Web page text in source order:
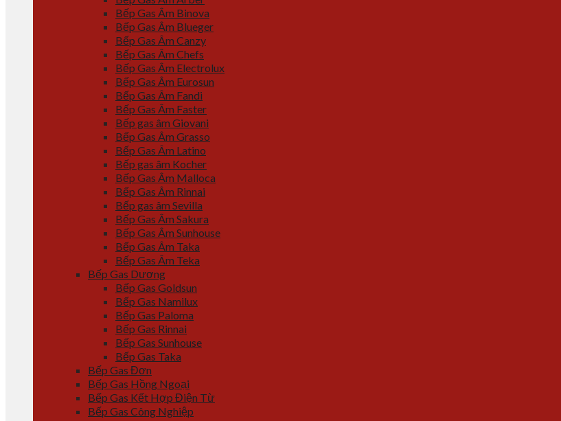
Bếp Gas Âm Binova
Bếp Gas Âm Blueger
Bếp Gas Âm Canzy
Bếp Gas Âm Chefs
Bếp Gas Âm Electrolux
Bếp Gas Âm Eurosun
Bếp Gas Âm Fandi
Bếp Gas Âm Faster
Bếp gas âm Giovani
Bếp Gas Âm Grasso
Bếp Gas Âm Latino
Bếp gas âm Kocher
Bếp Gas Âm Malloca
Bếp Gas Âm Rinnai
Bếp gas âm Sevilla
Bếp Gas Âm Sakura
Bếp Gas Âm Sunhouse
Bếp Gas Âm Taka
Bếp Gas Âm Teka
Bếp Gas Dương
Bếp Gas Goldsun
Bếp Gas Namilux
Bếp Gas Paloma
Bếp Gas Rinnai
Bếp Gas Sunhouse
Bếp Gas Taka
Bếp Gas Đơn
Bếp Gas Hồng Ngoại
Bếp Gas Kết Hợp Điện Từ
Bếp Gas Công Nghiệp